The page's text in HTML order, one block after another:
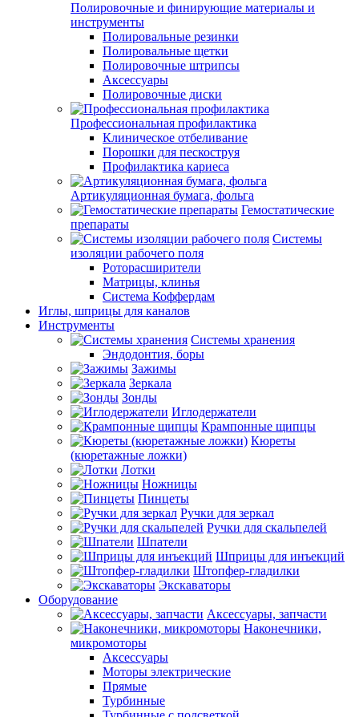
Полировочные и финирующие материалы и
инструменты
Полировальные резинки
Полировальные щетки
Полировочные штрипсы
Аксессуары
Полировочные диски
Профессиональная профилактика
Клиническое отбеливание
Порошки для пескоструя
Профилактика кариеса
Артикуляционная бумага, фольга
Гемостатические
препараты
Системы
изоляции рабочего поля
Роторасширители
Матрицы, клинья
Система Коффердам
Иглы, шприцы для каналов
Инструменты
Системы хранения
Эндодонтия, боры
Зажимы
Зеркала
Зонды
Иглодержатели
Крампонные щипцы
Кюреты
(кюретажные ложки)
Лотки
Ножницы
Пинцеты
Ручки для зеркал
Ручки для скальпелей
Шпатели
Шприцы для инъекций
Штопфер-гладилки
Экскаваторы
Оборудование
Аксессуары, запчасти
Наконечники,
микромоторы
Аксессуары
Моторы электрические
Прямые
Турбинные